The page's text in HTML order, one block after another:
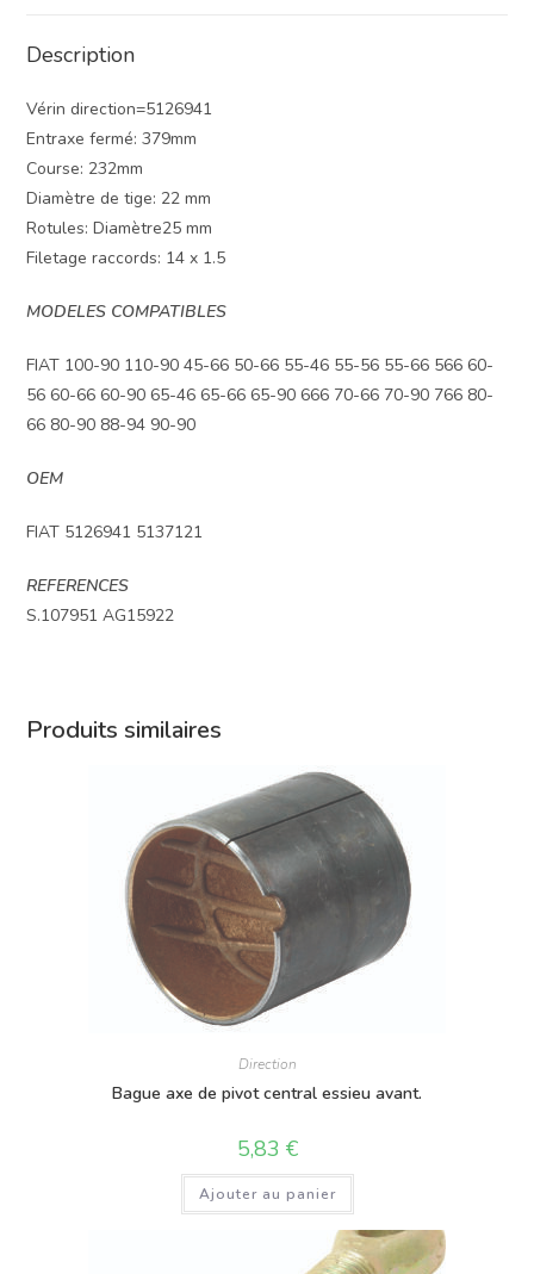
Description
Vérin direction=5126941
Entraxe fermé: 379mm
Course: 232mm
Diamètre de tige: 22 mm
Rotules: Diamètre25 mm
Filetage raccords: 14 x 1.5
MODELES COMPATIBLES
FIAT 100-90 110-90 45-66 50-66 55-46 55-56 55-66 566 60-
56 60-66 60-90 65-46 65-66 65-90 666 70-66 70-90 766 80-
66 80-90 88-94 90-90
OEM
FIAT 5126941 5137121
REFERENCES
S.107951 AG15922
Produits similaires
Direction
Bague axe de pivot central essieu avant.
5,83 €
Ajouter au panier